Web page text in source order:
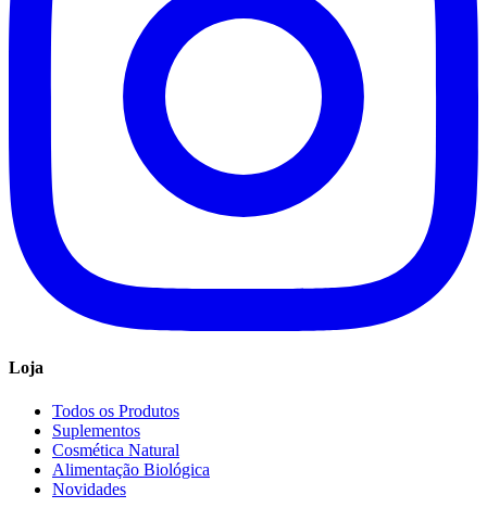
Loja
Todos os Produtos
Suplementos
Cosmética Natural
Alimentação Biológica
Novidades